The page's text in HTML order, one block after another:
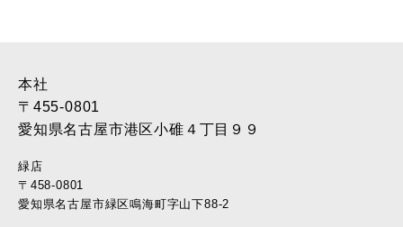
本社
〒455-0801
愛知県名古屋市港区小碓４丁目９９
緑店
〒458-0801
愛知県名古屋市緑区鳴海町字山下88-2